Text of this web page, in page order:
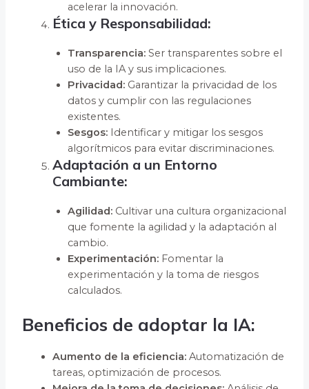
acelerar la innovación.
Ética y Responsabilidad:
Transparencia: Ser transparentes sobre el
uso de la IA y sus implicaciones.
Privacidad: Garantizar la privacidad de los
datos y cumplir con las regulaciones
existentes.
Sesgos: Identificar y mitigar los sesgos
algorítmicos para evitar discriminaciones.
Adaptación a un Entorno
Cambiante:
Agilidad: Cultivar una cultura organizacional
que fomente la agilidad y la adaptación al
cambio.
Experimentación: Fomentar la
experimentación y la toma de riesgos
calculados.
Beneficios de adoptar la IA:
Aumento de la eficiencia: Automatización de
tareas, optimización de procesos.